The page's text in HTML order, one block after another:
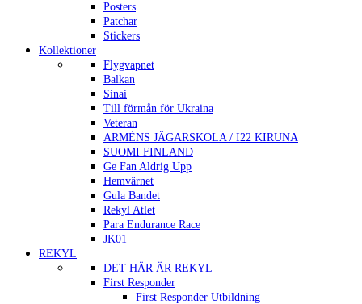
Posters
Patchar
Stickers
Kollektioner
Flygvapnet
Balkan
Sinai
Till förmån för Ukraina
Veteran
ARMÈNS JÄGARSKOLA / I22 KIRUNA
SUOMI FINLAND
Ge Fan Aldrig Upp
Hemvärnet
Gula Bandet
Rekyl Atlet
Para Endurance Race
JK01
REKYL
DET HÄR ÄR REKYL
First Responder
First Responder Utbildning